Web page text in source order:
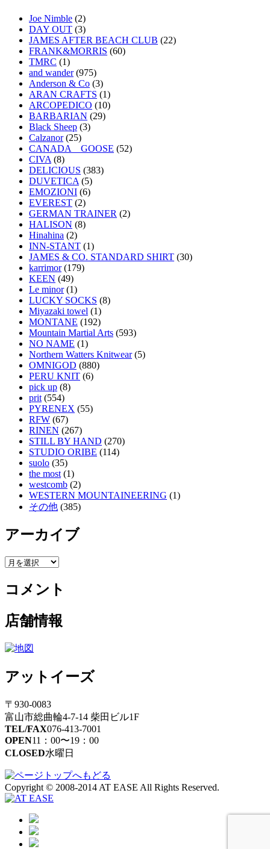
Joe Nimble (2)
DAY OUT (3)
JAMES AFTER BEACH CLUB (22)
FRANK&MORRIS (60)
TMRC (1)
and wander(975)
Anderson & Co (3)
ARAN CRAFTS (1)
ARCOPEDICO (10)
BARBARIAN (29)
Black Sheep (3)
Calzanor(25)
CANADA GOOSE (52)
CIVA (8)
DELICIOUS (383)
DUVETICA (5)
EMOZIONI (6)
EVEREST (2)
GERMAN TRAINER (2)
HALISON (8)
Hinahina (2)
INN-STANT (1)
JAMES & CO. STANDARD SHIRT (30)
karrimor(179)
KEEN (49)
Le minor(1)
LUCKY SOCKS (8)
Miyazaki towel (1)
MONTANE (192)
Mountain Martial Arts (593)
NO NAME (1)
Northern Watters Knitwear(5)
OMNIGOD (880)
PERU KNIT (6)
pick up (8)
prit (554)
PYRENEX (55)
RFW (67)
RINEN (267)
STILL BY HAND (270)
STUDIO ORIBE (114)
suolo (35)
the most (1)
westcomb (2)
WESTERN MOUNTAINEERING (1)
その他 (385)
アーカイブ
ア
カ
ブ
コメント
店舗情報
アットイーズ
〒930-0083
富山市総曲輪4-7-14 柴田ビル1F
TEL/FAX076-413-7001
OPEN11：00〜19：00
CLOSED水曜日
Copyright © 2008-2014 AT EASE All Rights Reserved.